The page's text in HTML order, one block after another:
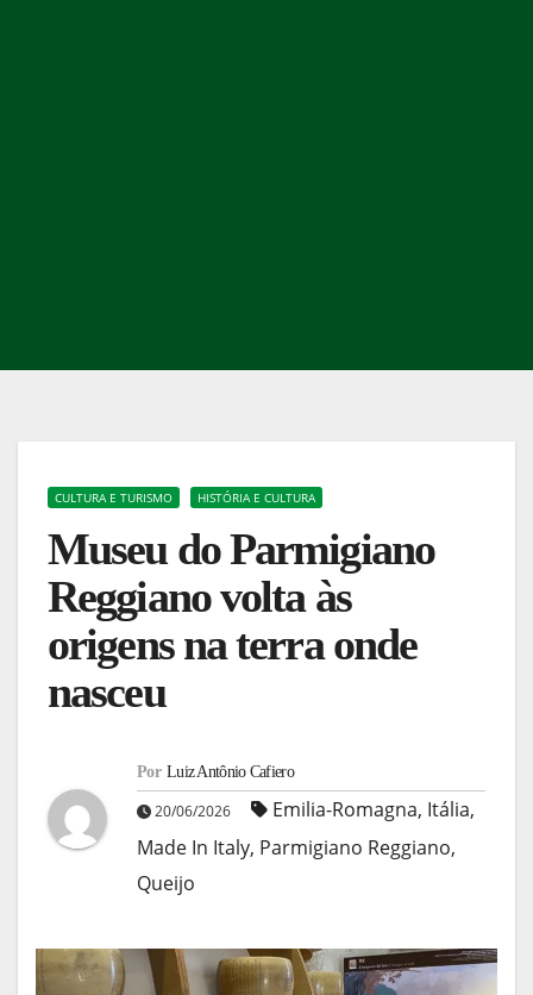
CULTURA E TURISMO HISTÓRIA E CULTURA
Museu do Parmigiano
Reggiano volta às
origens na terra onde
nasceu
Por Luiz Antônio Cafiero
20/06/2026 Emilia-Romagna, Itália,
Made In Italy, Parmigiano Reggiano,
Queijo